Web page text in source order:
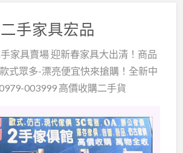
二手家具宏品
家具賣場 迎新春家具大出清！商品
式眾多-漂亮便宜快來搶購！全新中
003999 高價收購二手貨